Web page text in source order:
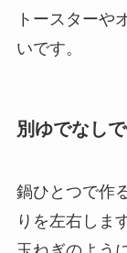
トースターや
いです。
別ゆでなし
鍋ひとつで作
りを左右しま